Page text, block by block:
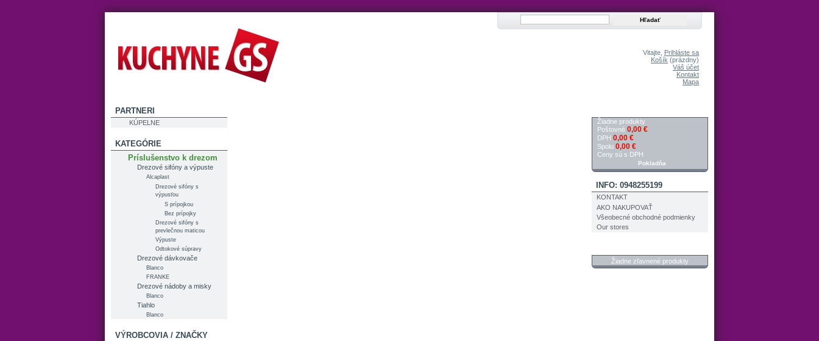
Vitajte, Prihláste sa
Košík (prázdny)
Váš účet
Kontakt
Mapa
PARTNERI
KÚPELNE
KATEGÓRIE
Príslušenstvo k drezom
Drezové sifóny a výpuste
Alcaplast
Drezové sifóny s
výpusťou
S prípojkou
Bez prípojky
Drezové sifóny s
prevlečnou maticou
Výpuste
Odtokové súpravy
Drezové dávkovače
Blanco
FRANKE
Drezové nádoby a misky
Blanco
Tiahlo
Blanco
VÝROBCOVIA / ZNAČKY
Žiadne produkty
Poštovné 0,00 €
DPH 0,00 €
Spolu 0,00 €
Ceny sú s DPH
Pokladňa
INFO: 0948255199
KONTAKT
AKO NAKUPOVAŤ
Všeobecné obchodné podmienky
Our stores
Žiadne zľavnené produkty